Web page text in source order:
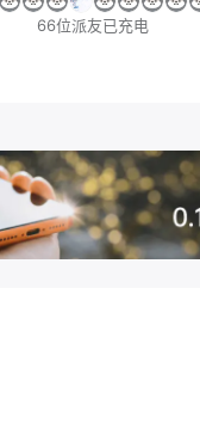
66位派友已充电